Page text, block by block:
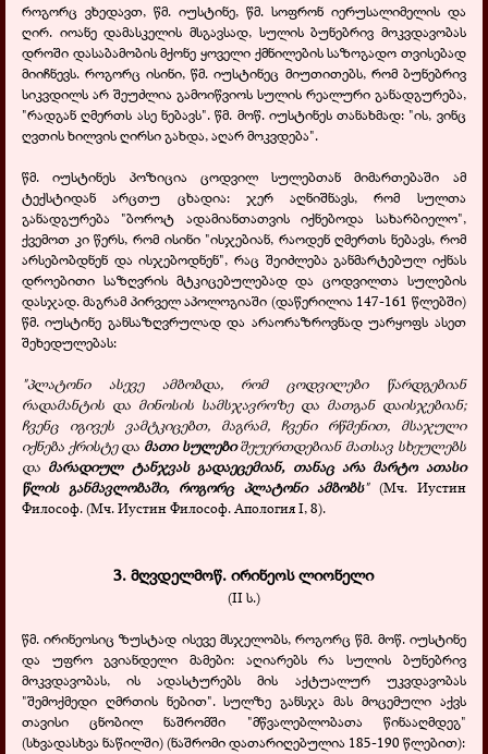
როგორც ვხედავთ, წმ. იუსტინე, წმ. სოფრონ იერუსალიმელის და
ღირ. იოანე დამასკელის მსგავსად, სულის ბუნებრივ მოკვდავობას
დროში დასაბამობის მქონე ყოველი ქმნილების საზოგადო თვისებად
მიიჩნევს. როგორც ისინი, წმ. იუსტინეც მიუთითებს, რომ ბუნებრივ
სიკვდილს არ შეუძლია გამოიწვიოს სულის რეალური განადგურება,
"რადგან ღმერთს ასე ნებავს". წმ. მოწ. იუსტინეს თანახმად: "ის, ვინც
ღვთის ხილვის ღირსი გახდა, აღარ მოკვდება".
წმ. იუსტინეს პოზიცია ცოდვილ სულებთან მიმართებაში ამ
ტექსტიდან არცთუ ცხადია: ჯერ აღნიშნავს, რომ სულთა
განადგურება "ბოროტ ადამიანთათვის იქნებოდა სახარბიელო",
ქვემოთ კი წერს, რომ ისინი "ისჯებიან, რაოდენ ღმერთს ნებავს, რომ
არსებობდნენ და ისჯებოდნენ", რაც შეიძლება განმარტებულ იქნას
დროებითი საზღვრის მტკიცებულებად და ცოდვილთა სულების
დასჯად. მაგრამ პირველ აპოლოგიაში (დაწერილია 147-161 წლებში)
წმ. იუსტინე განსაზღვრულად და არაორაზროვნად უარყოფს ასეთ
შეხედულებას:
"პლატონი ასევე ამბობდა, რომ ცოდვილები წარდგებიან
რადამანტის და მინოსის სამსჯავროზე და მათგან დაისჯებიან;
ჩვენც იგივეს ვამტკიცებთ, მაგრამ, ჩვენი რწმენით, მსაჯული
იქნება ქრისტე და მათი სულებიშეუერთდებიან მათსავ სხეულებს
და მარადიულ ტანჯვას გადაეცემიან, თანაც არა მარტო ათასი
წლის განმავლობაში, როგორც პლატონი ამბობს"(Мч. Иустин
Философ. (Мч. Иустин Философ. Апология I, 8).
3. მღვდელმოწ. ირინეოს ლიონელი
(II ს.)
წმ. ირინეოსიც ზუსტად ისევე მსჯელობს, როგორც წმ. მოწ. იუსტინე
და უფრო გვიანდელი მამები: აღიარებს რა სულის ბუნებრივ
მოკვდავობას, ის ადასტურებს მის აქტუალურ უკვდავობას
"შემოქმედი ღმრთის ნებით". სულზე განსჯა მას მოცემული აქვს
თავისი ცნობილ ნაშრომში "მწვალებლობათა წინააღმდეგ"
(სხვადასხვა ნაწილში) (ნაშრომი დათარიღებულია 185-190 წლებით):